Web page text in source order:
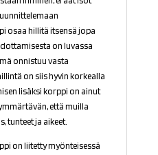
osaa hillitä itsensä jopa
on luvassa
onnistuu vasta
on siis hyvin korkealla
lisäksi korppi on ainut
että muilla
tunteet ja aikeet.
on liitetty myönteisessä